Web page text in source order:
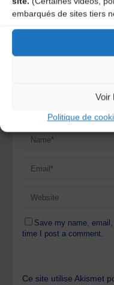
embarqués de sites tiers
Voir
Politique de
Votre adresse e-mail ne
obligatoires sont
Save my name,
time I post a comment.
Ce site utilise Akismet